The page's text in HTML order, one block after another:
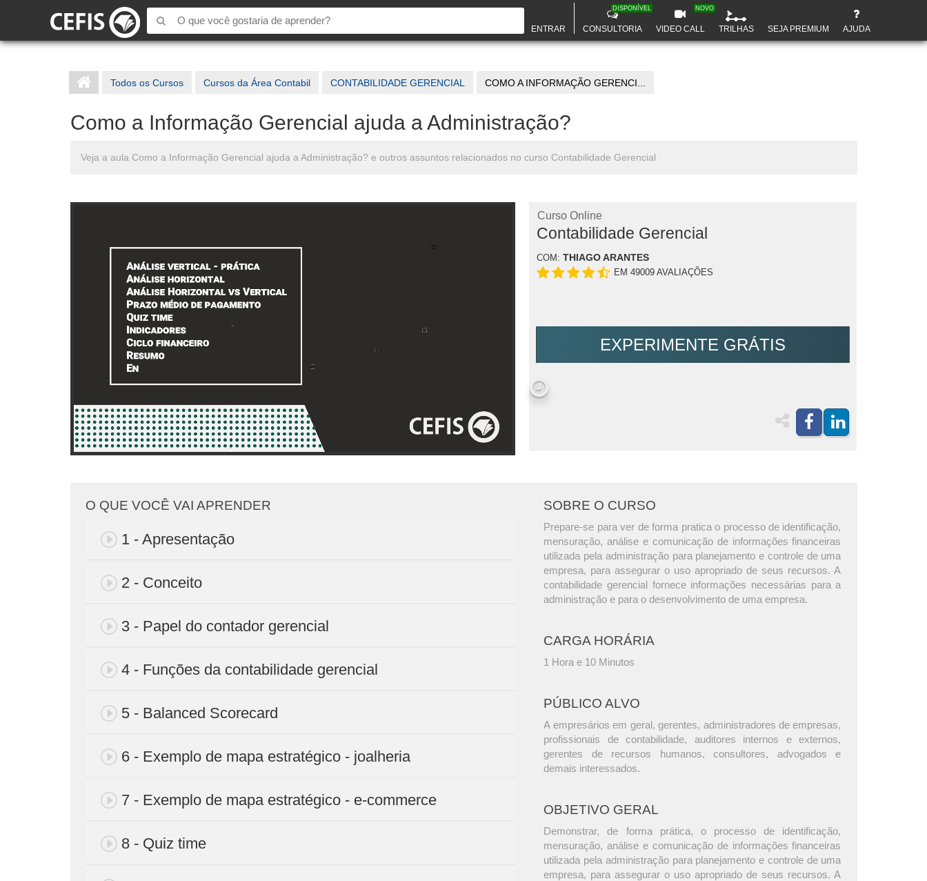
ENTRAR CONSULTORIA
DISPONÍVEL
VIDEO CALL
NOVO
TRILHAS SEJA PREMIUM AJUDA
Todos os Cursos Cursos da Área Contabil CONTABILIDADE GERENCIAL COMO A INFORMAÇÃO GERENCI...
Como a Informação Gerencial ajuda a Administração?
Veja a aula Como a Informação Gerencial ajuda a Administração? e outros assuntos relacionados no curso Contabilidade Gerencial
Curso Online
Contabilidade Gerencial
COM: THIAGO ARANTES
EM 49009 AVALIAÇÕES
EXPERIMENTE GRÁTIS
O QUE VOCÊ VAI APRENDER
1 - Apresentação
2 - Conceito
3 - Papel do contador gerencial
4 - Funções da contabilidade gerencial
5 - Balanced Scorecard
6 - Exemplo de mapa estratégico - joalheria
7 - Exemplo de mapa estratégico - e-commerce
8 - Quiz time
SOBRE O CURSO
Prepare-se para ver de forma pratica o processo de identificação,
mensuração, análise e comunicação de informações financeiras
utilizada pela administração para planejamento e controle de uma
empresa, para assegurar o uso apropriado de seus recursos. A
contabilidade gerencial fornece informações necessárias para a
administração e para o desenvolvimento de uma empresa.
CARGA HORÁRIA
1 Hora e 10 Minutos
PÚBLICO ALVO
A empresários em geral, gerentes, administradores de empresas,
profissionais de contabilidade, auditores internos e externos,
gerentes de recursos humanos, consultores, advogados e
demais interessados.
OBJETIVO GERAL
Demonstrar, de forma prática, o processo de identificação,
mensuração, análise e comunicação de informações financeiras
utilizada pela administração para planejamento e controle de uma
empresa, para assegurar o uso apropriado de seus recursos. A